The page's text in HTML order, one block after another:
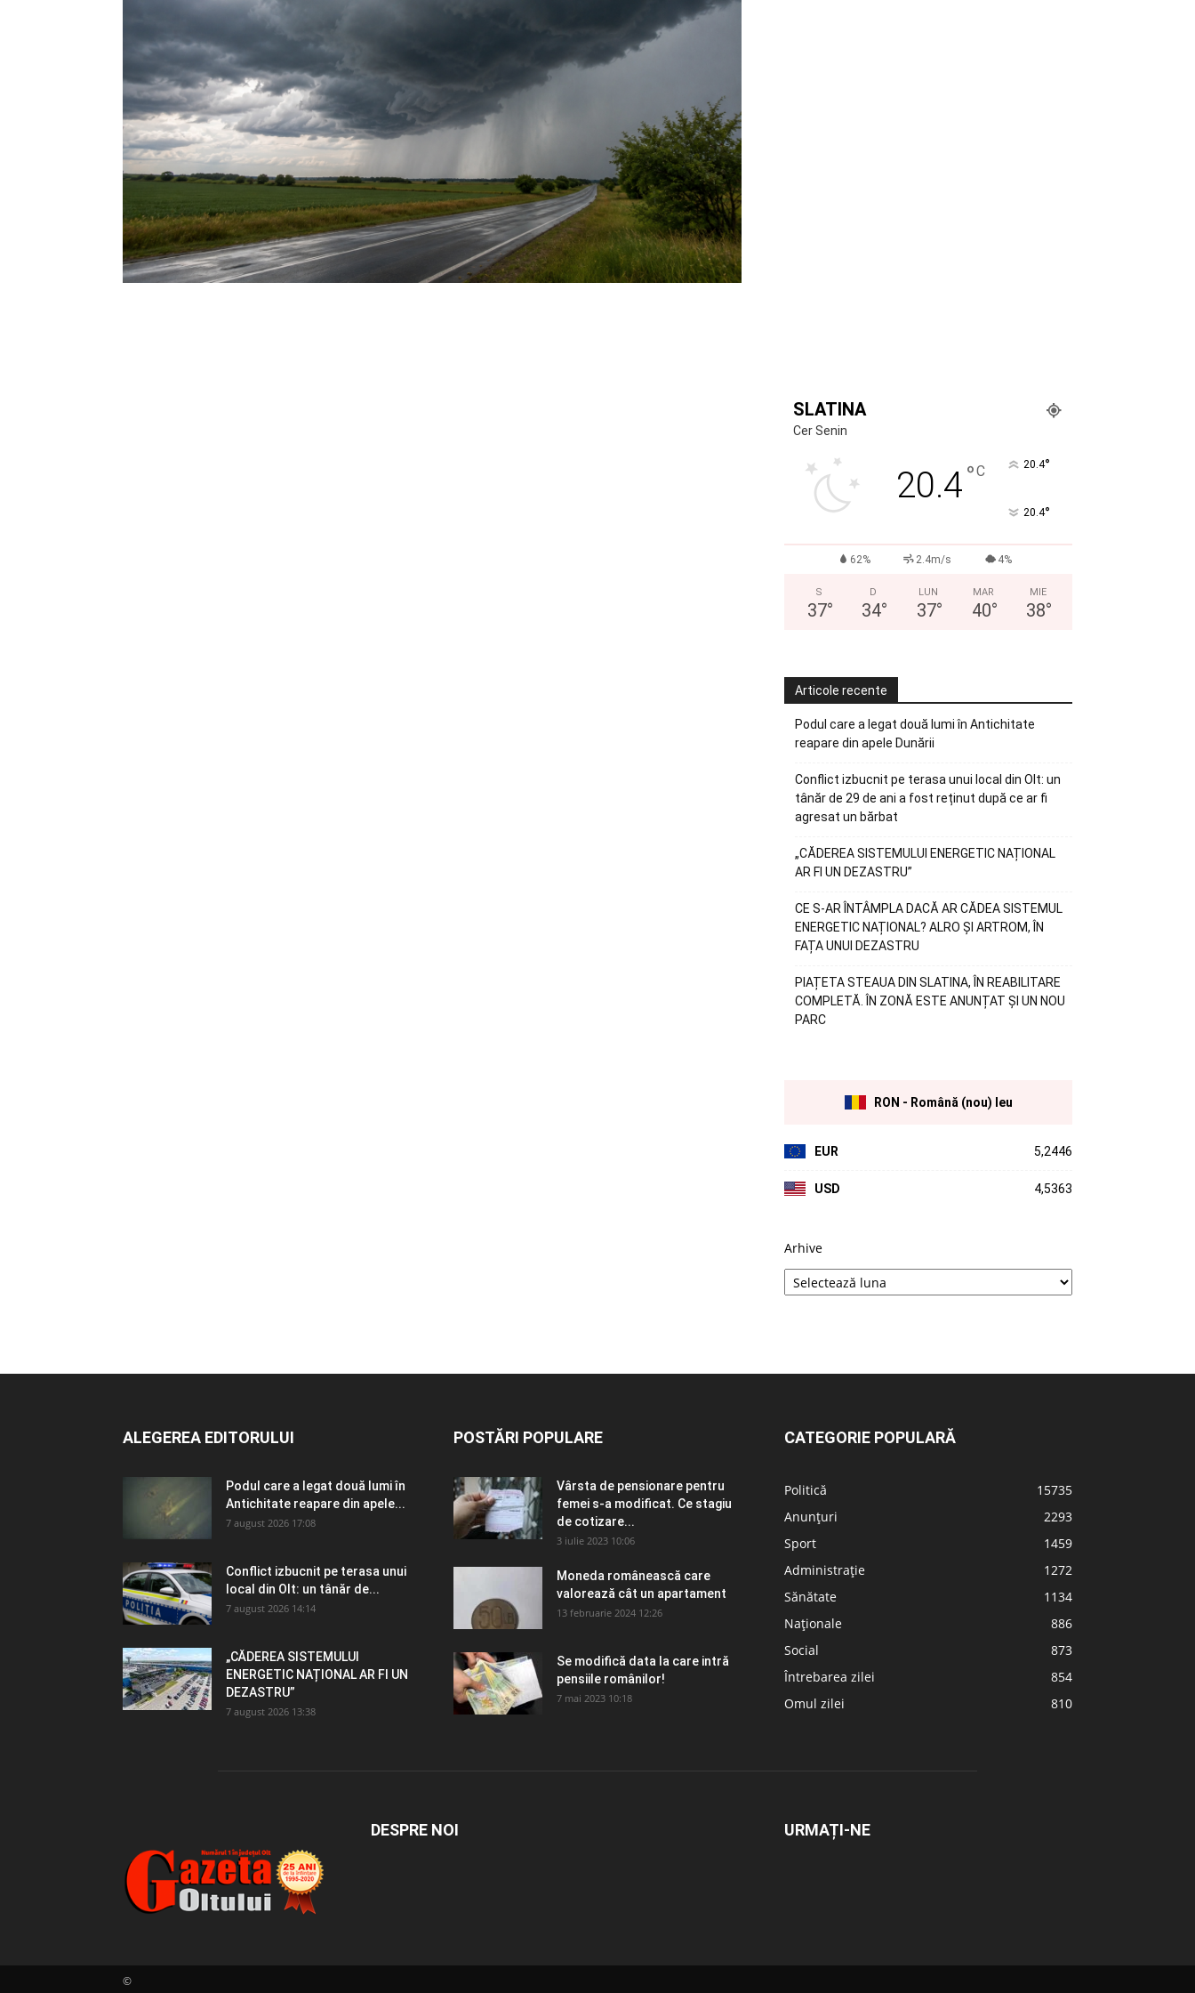
SLATINA
Cer Senin
20.4°C 20.4°
20.4°
62% 2.4m/s 4%
S
37°
D
34°
LUN
37°
MAR
40°
MIE
38°
Articole recente
Podul care a legat două lumi în Antichitate
reapare din apele Dunării
Conflict izbucnit pe terasa unui local din Olt: un
tânăr de 29 de ani a fost reținut după ce ar fi
agresat un bărbat
„CĂDEREA SISTEMULUI ENERGETIC NAȚIONAL
AR FI UN DEZASTRU”
CE S-AR ÎNTÂMPLA DACĂ AR CĂDEA SISTEMUL
ENERGETIC NAȚIONAL? ALRO ȘI ARTROM, ÎN
FAȚA UNUI DEZASTRU
PIAȚETA STEAUA DIN SLATINA, ÎN REABILITARE
COMPLETĂ. ÎN ZONĂ ESTE ANUNȚAT ȘI UN NOU
PARC
RON - Română (nou) leu
EUR 5,2446
USD 4,5363
Arhive
ALEGEREA EDITORULUI
Podul care a legat două lumi în
Antichitate reapare din apele...
7 august 2026 17:08
Conflict izbucnit pe terasa unui
local din Olt: un tânăr de...
7 august 2026 14:14
„CĂDEREA SISTEMULUI
ENERGETIC NAȚIONAL AR FI UN
DEZASTRU”
7 august 2026 13:38
POSTĂRI POPULARE
Vârsta de pensionare pentru
femei s-a modificat. Ce stagiu
de cotizare...
3 iulie 2023 10:06
Moneda românească care
valorează cât un apartament
13 februarie 2024 12:26
Se modifică data la care intră
pensiile românilor!
7 mai 2023 10:18
CATEGORIE POPULARĂ
Politică
15735
Anunțuri
2293
Sport
1459
Administrație
1272
Sănătate
1134
Naționale
886
Social
873
Întrebarea zilei
854
Omul zilei
810
DESPRE NOI URMAȚI-NE
©